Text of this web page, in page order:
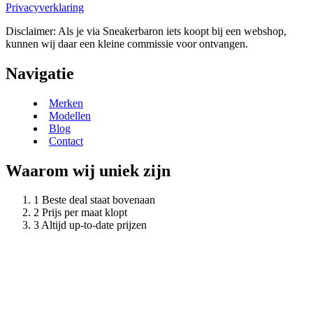
Privacyverklaring
Disclaimer: Als je via Sneakerbaron iets koopt bij een webshop,
kunnen wij daar een kleine commissie voor ontvangen.
Navigatie
Merken
Modellen
Blog
Contact
Waarom wij uniek zijn
Beste deal staat bovenaan
Prijs per maat klopt
Altijd up-to-date prijzen